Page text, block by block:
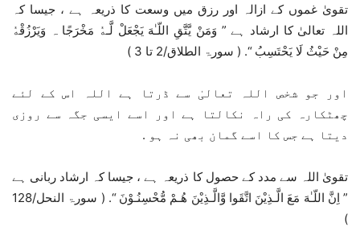
تقویٰ غموں کے ازالہ اور رزق میں وسعت کا ذریعہ ہے ، جیسا کہ
اللہ تعالیٰ کا ارشاد ہے ” وَمَنْ يَّتَّقِ اللّـٰهَ يَجْعَلْ لَّـهٝ مَخْرَجًا ہ وَيَرْزُقْهٝ
مِنْ حَيْثُ لَا يَحْتَسِبُ “. ( سورۃ الطلاق/2 تا 3 )
اور جو شخص اللہ تعالیٰ سے ڈرتا ہے اللہ اس کے لئے
چھٹکارہ کی راہ نکالتا ہے اور اسے ایسی جگہ سے روزی
دیتا ہے جس کا اسے گمان بھی نہ ہو .
تقویٰ اللہ سے مدد کے حصول کا ذریعہ ہے ، جیسا کہ ارشاد ربانی ہے
” اِنَّ اللّـٰهَ مَعَ الَّـذِيْنَ اتَّقَوا وَّالَّـذِيْنَ هُـمْ مُّحْسِنُـوْنَ “. ( سورۃ النحل/128
)